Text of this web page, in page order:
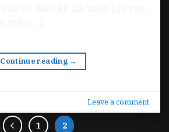
Continue reading →
Leave a comment
1 2